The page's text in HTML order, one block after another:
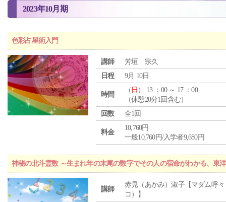
2023年10月期
色彩占星術入門
講師
芳垣 宗久
日程
9月 10日
時間
（ 日 ） 13 ：00 ～ 17 ：00
（休憩20分1回含む）
回数
全1回
料金
10,760円
一般10,760円/入学者9,680円
神秘の北斗霊数 ～生まれ年の末尾の数字でその人の宿命がわかる、東
講師
赤見（あかみ）淑子【マダム呼々
コ）】